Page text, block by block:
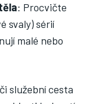
: Procvičte
svaly) sérií
malé nebo
služební cesta